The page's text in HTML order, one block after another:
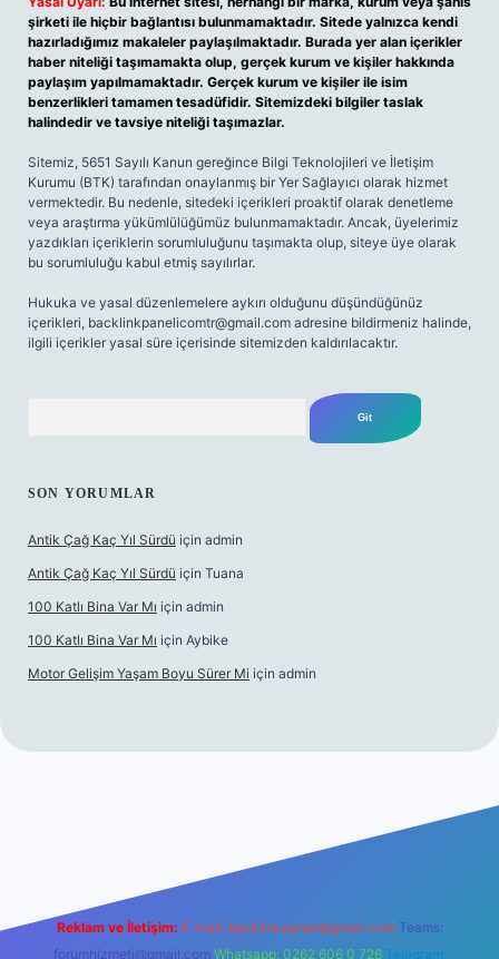
şirketi ile hiçbir bağlantısı bulunmamaktadır. Sitede yalnızca kendi
hazırladığımız makaleler paylaşılmaktadır. Burada yer alan içerikler
haber niteliği taşımamakta olup, gerçek kurum ve kişiler hakkında
paylaşım yapılmamaktadır. Gerçek kurum ve kişiler ile isim
benzerlikleri tamamen tesadüfidir. Sitemizdeki bilgiler taslak
halindedir ve tavsiye niteliği taşımazlar.
Sitemiz, 5651 Sayılı Kanun gereğince Bilgi Teknolojileri ve İletişim
Kurumu (BTK) tarafından onaylanmış bir Yer Sağlayıcı olarak hizmet
vermektedir. Bu nedenle, sitedeki içerikleri proaktif olarak denetleme
veya araştırma yükümlülüğümüz bulunmamaktadır. Ancak, üyelerimiz
yazdıkları içeriklerin sorumluluğunu taşımakta olup, siteye üye olarak
bu sorumluluğu kabul etmiş sayılırlar.
Hukuka ve yasal düzenlemelere aykırı olduğunu düşündüğünüz
içerikleri, backlinkpanelicomtr@gmail.com adresine bildirmeniz halinde,
ilgili içerikler yasal süre içerisinde sitemizden kaldırılacaktır.
SON YORUMLAR
Antik Çağ Kaç Yıl Sürdü için admin
Antik Çağ Kaç Yıl Sürdü için Tuana
100 Katlı Bina Var Mı için admin
100 Katlı Bina Var Mı için Aybike
Motor Gelişim Yaşam Boyu Sürer Mi için admin
Reklam ve İletişim: E-mail: backlinkpaneli@gmail.com Teams:
forumhizmeti@gmail.com Whatsapp: 0262 606 0 726 Telegram: